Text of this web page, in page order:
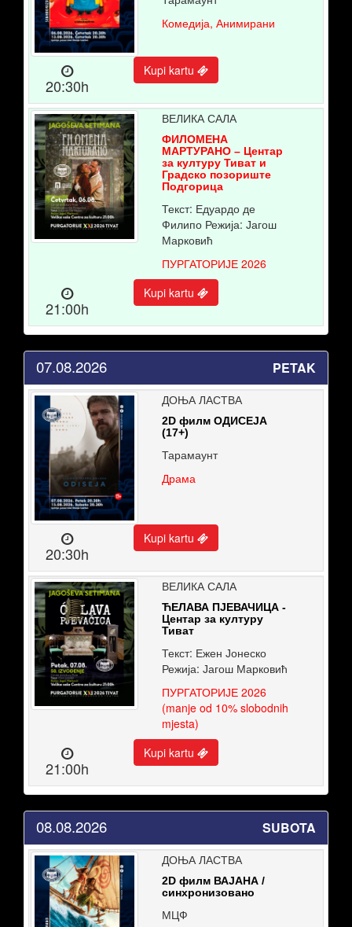
Комедија, Анимирани
20:30h
Kupi kartu
ВЕЛИКА САЛА
ФИЛОМЕНА
МАРТУРАНО – Центар
за културу Тиват и
Градско позориште
Подгорица
Текст: Едуардо де
Филипо Режија: Јагош
Марковић
ПУРГАТОРИЈЕ 2026
21:00h
Kupi kartu
07.08.2026 PETAK
ДОЊА ЛАСТВА
2D филм ОДИСЕЈА
(17+)
Тарамаунт
Драма
20:30h
Kupi kartu
ВЕЛИКА САЛА
ЋЕЛАВА ПЈЕВАЧИЦА -
Центар за културу
Тиват
Текст: Ежен Јонеско
Режија: Јагош Марковић
ПУРГАТОРИЈЕ 2026
(manje od 10% slobodnih
mjesta)
21:00h
Kupi kartu
08.08.2026 SUBOTA
ДОЊА ЛАСТВА
2D филм ВАЈАНА /
синхронизовано
МЦФ